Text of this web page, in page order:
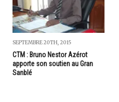
SEPTEMBRE 20TH, 2015
CTM : Bruno Nestor Azérot
apporte son soutien au Gran
Sanblé